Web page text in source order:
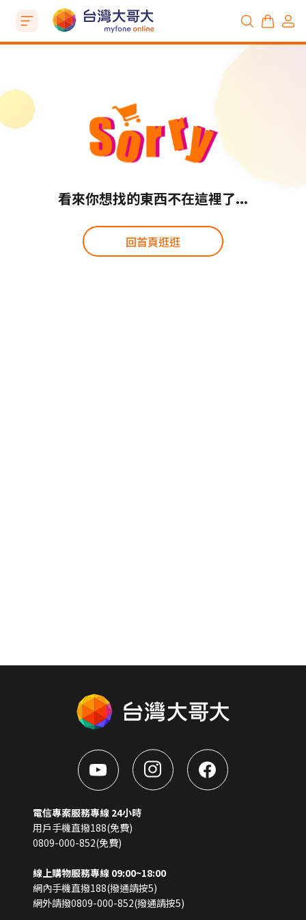
看來你想找的東西不在這裡了...
回首頁逛逛
電信專案服務專線 24小時
用戶手機直撥188(免費)
0809-000-852(免費)
線上購物服務專線 09:00~18:00
網內手機直撥188(撥通請按5)
網外請撥0809-000-852(撥通請按5)